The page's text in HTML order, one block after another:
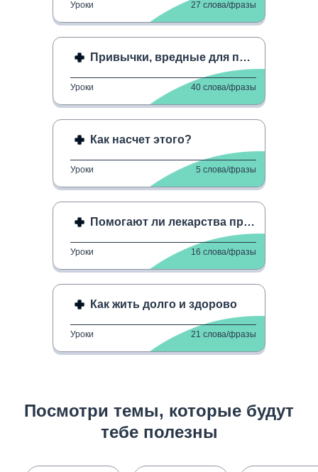
Уроки 27 слова/фразы
Привычки, вредные для психического здоровья
Уроки 40 слова/фразы
Как насчет этого?
Уроки 5 слова/фразы
Помогают ли лекарства при акне?
Уроки 16 слова/фразы
Как жить долго и здорово
Уроки 21 слова/фразы
Посмотри темы, которые будут
тебе полезны